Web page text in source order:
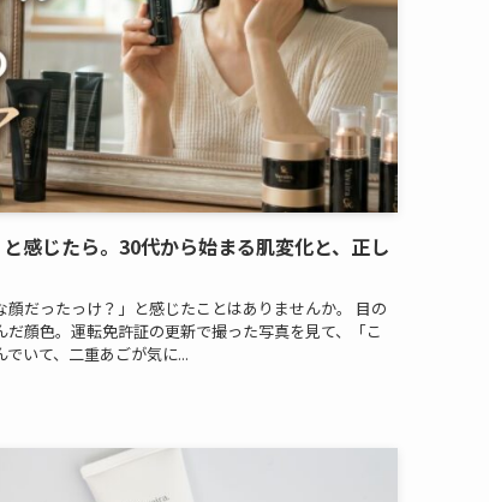
感じたら。30代から始まる肌変化と、正し
だったっけ？」と感じたことはありませんか。 目の
顔色。運転免許証の更新で撮った写真を見て、「こ
いて、二重あごが気に...